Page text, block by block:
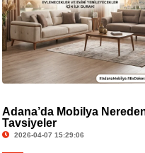
Adana’da Mobilya
Tavsiyeler
2026-04-07 15:29:06